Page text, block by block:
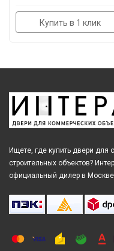
Купить в 1 клик
Ищете, где купить двери для
строительных объектов?
официальный дилер в Москве.